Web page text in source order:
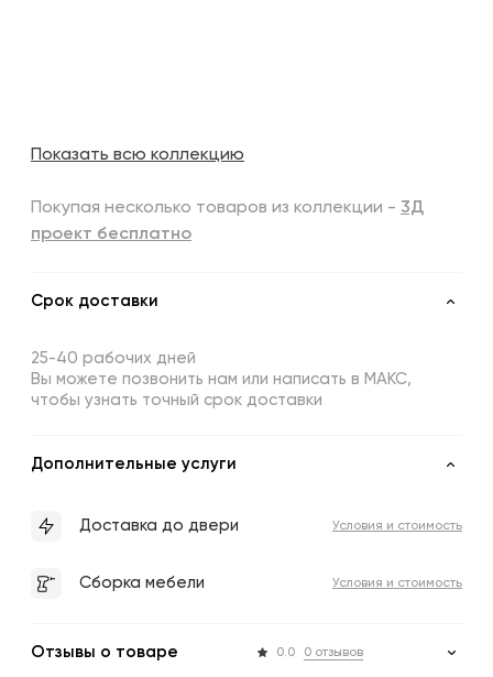
Показать всю коллекцию
Покупая несколько товаров из коллекции - 3Д
проект бесплатно
Срок доставки
25-40 рабочих дней
Вы можете позвонить нам или написать в МАКС,
чтобы узнать точный срок доставки
Дополнительные услуги
Доставка до двери Условия и стоимость
Сборка мебели Условия и стоимость
Отзывы о товаре 0.0 0 отзывов